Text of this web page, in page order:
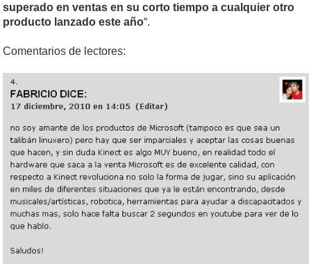
superado en ventas en su corto tiempo a cualquier otro
producto lanzado este año“.
Comentarios de lectores: